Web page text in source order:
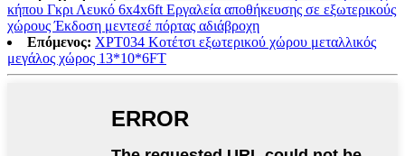
κήπου Γκρι Λευκό 6x4x6ft Εργαλεία αποθήκευσης σε εξωτερικούς
χώρους Έκδοση μεντεσέ πόρτας αδιάβροχη
Επόμενος: XPT034 Κοτέτσι εξωτερικού χώρου μεταλλικός
μεγάλος χώρος 13*10*6FT